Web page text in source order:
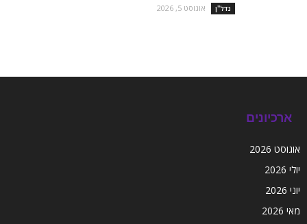
נדל''ן אוגוסט 5, 2026
ארכיונים
אוגוסט 2026
יולי 2026
יוני 2026
מאי 2026